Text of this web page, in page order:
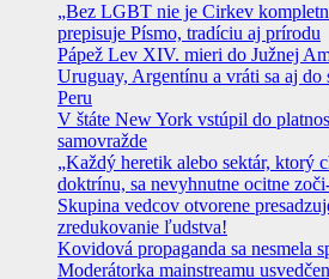
„Bez LGBT nie je Cirkev
prepisuje Písmo, tradíciu aj prírodu
Pápež Lev XIV. mieri do Južnej
Uruguay, Argentínu a vráti sa aj
Peru
V štáte New York vstúpil do
samovražde
„Každý heretik alebo sektár, ktorý
doktrínu, sa nevyhnutne ocitne
Skupina vedcov otvorene
zredukovanie ľudstva!
Kovidová propaganda sa nesmela
Moderátorka mainstreamu